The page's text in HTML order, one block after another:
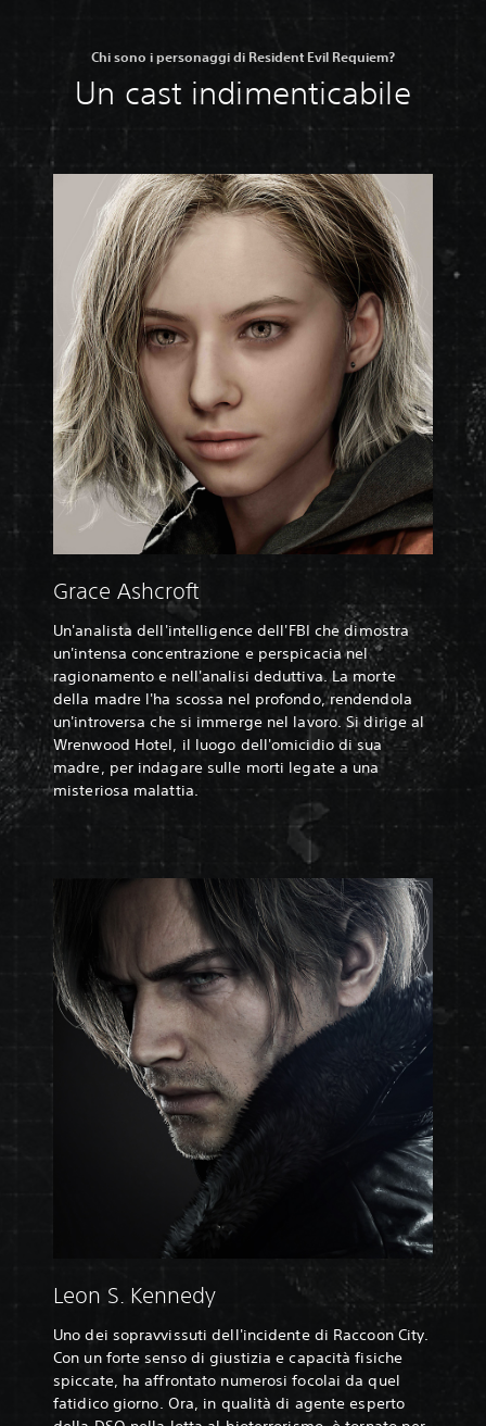
Chi sono i personaggi di Resident Evil Requiem?
Un cast indimenticabile
Grace Ashcroft
Un'analista dell'intelligence dell'FBI che dimostra
un'intensa concentrazione e perspicacia nel
ragionamento e nell'analisi deduttiva. La morte
della madre l'ha scossa nel profondo, rendendola
un'introversa che si immerge nel lavoro. Si dirige al
Wrenwood Hotel, il luogo dell'omicidio di sua
madre, per indagare sulle morti legate a una
misteriosa malattia.
Leon S. Kennedy
Uno dei sopravvissuti dell'incidente di Raccoon City.
Con un forte senso di giustizia e capacità fisiche
spiccate, ha affrontato numerosi focolai da quel
fatidico giorno. Ora, in qualità di agente esperto